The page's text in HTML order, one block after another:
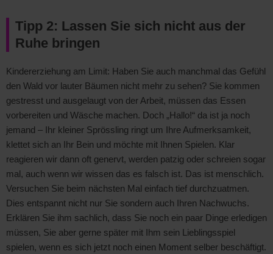
Tipp 2: Lassen Sie sich nicht aus der
Ruhe bringen
Kindererziehung am Limit: Haben Sie auch manchmal das Gefühl
den Wald vor lauter Bäumen nicht mehr zu sehen? Sie kommen
gestresst und ausgelaugt von der Arbeit, müssen das Essen
vorbereiten und Wäsche machen. Doch „Hallo!“ da ist ja noch
jemand – Ihr kleiner Sprössling ringt um Ihre Aufmerksamkeit,
klettet sich an Ihr Bein und möchte mit Ihnen Spielen. Klar
reagieren wir dann oft genervt, werden patzig oder schreien sogar
mal, auch wenn wir wissen das es falsch ist. Das ist menschlich.
Versuchen Sie beim nächsten Mal einfach tief durchzuatmen.
Dies entspannt nicht nur Sie sondern auch Ihren Nachwuchs.
Erklären Sie ihm sachlich, dass Sie noch ein paar Dinge erledigen
müssen, Sie aber gerne später mit Ihm sein Lieblingsspiel
spielen, wenn es sich jetzt noch einen Moment selber beschäftigt.